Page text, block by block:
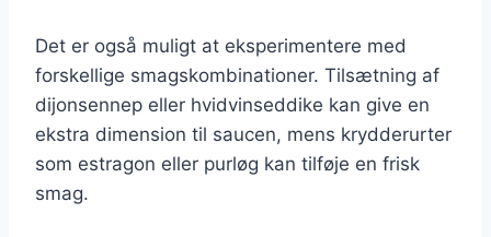
Det er også muligt at eksperimentere med
forskellige smagskombinationer. Tilsætning af
dijonsennep eller hvidvinseddike kan give en
ekstra dimension til saucen, mens krydderurter
som estragon eller purløg kan tilføje en frisk
smag.